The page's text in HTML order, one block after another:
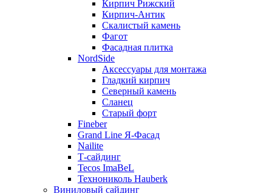
Кирпич Рижский
Кирпич-Антик
Скалистый камень
Фагот
Фасадная плитка
NordSide
Аксессуары для монтажа
Гладкий кирпич
Северный камень
Сланец
Старый форт
Fineber
Grand Line Я-Фасад
Nailite
Т-сайдинг
Tecos ImaBeL
Технониколь Hauberk
Виниловый сайдинг